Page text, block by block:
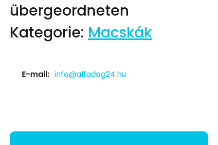
übergeordneten
Kategorie: Macskák
E-mail: info@alfadog24.hu